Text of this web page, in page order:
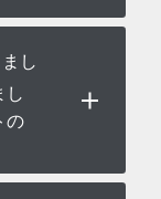
し
し
の